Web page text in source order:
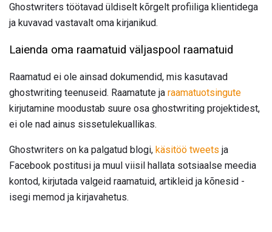
Ghostwriters töötavad üldiselt kõrgelt profiiliga klientidega
ja kuvavad vastavalt oma kirjanikud.
Laienda oma raamatuid väljaspool raamatuid
Raamatud ei ole ainsad dokumendid, mis kasutavad
ghostwriting teenuseid. Raamatute ja raamatuotsingute
kirjutamine moodustab suure osa ghostwriting projektidest,
ei ole nad ainus sissetulekuallikas.
Ghostwriters on ka palgatud blogi, käsitöö tweets ja
Facebook postitusi ja muul viisil hallata sotsiaalse meedia
kontod, kirjutada valgeid raamatuid, artikleid ja kõnesid -
isegi memod ja kirjavahetus.